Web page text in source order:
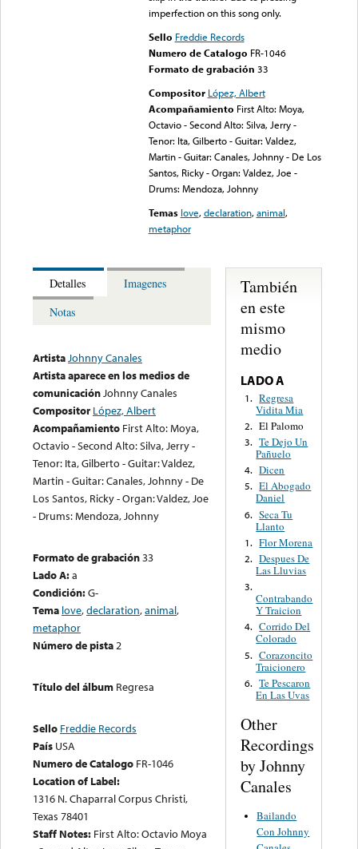
imperfection on this song only.
Sello Freddie Records
Numero de Catalogo FR-1046
Formato de grabación 33
Compositor López, Albert
Acompañamiento First Alto: Moya,
Octavio - Second Alto: Silva, Jerry -
Tenor: Ita, Gilberto - Guitar: Valdez,
Martin - Guitar: Canales, Johnny - De Los
Santos, Ricky - Organ: Valdez, Joe -
Drums: Mendoza, Johnny
Temas love,declaration,animal,
metaphor
Detalles
Imagenes
Notas
ArtistaJohnny Canales
Artista aparece en los medios de
comunicaciónJohnny Canales
Compositor López, Albert
Acompañamiento First Alto: Moya,
Octavio - Second Alto: Silva, Jerry -
Tenor: Ita, Gilberto - Guitar: Valdez,
Martin - Guitar: Canales, Johnny - De
Los Santos, Ricky - Organ: Valdez, Joe
- Drums: Mendoza, Johnny
Formato de grabación33
Lado A:a
Condición:G-
Tema love,declaration,animal,
metaphor
Número de pista2
Título del álbum Regresa
Sello Freddie Records
País USA
Numero de Catalogo FR-1046
Location of Label:
1316 N. Chaparral Corpus Christi,
Texas 78401
Staff Notes: First Alto: Octavio Moya
También
en este
mismo
medio
LADO A
1. Regresa
Vidita Mia
2. El Palomo
3. Te Dejo Un
Pañuelo
4. Dicen
5. El Abogado
Daniel
6. Seca Tu
Llanto
1. Flor Morena
2. Despues De
Las Lluvias
3.
Contrabando
Y Traicion
4. Corrido Del
Colorado
5. Corazoncito
Traicionero
6. Te Pescaron
En Las Uvas
Other
Recordings
by Johnny
Canales
Bailando
Con Johnny